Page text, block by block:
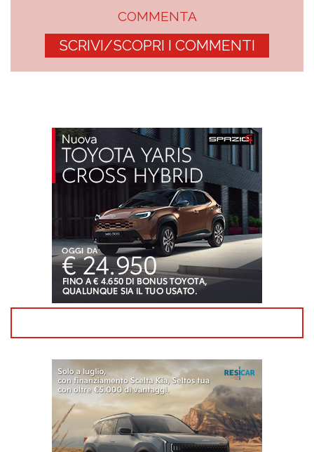
COMMENTA
SCRIVI/SCOPRI I COMMENTI